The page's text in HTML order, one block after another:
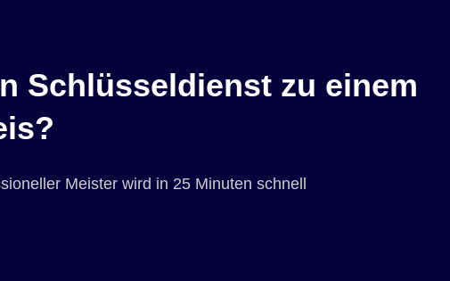
Schlüsseldienst zu einem
Meister wird in 25 Minuten schnell